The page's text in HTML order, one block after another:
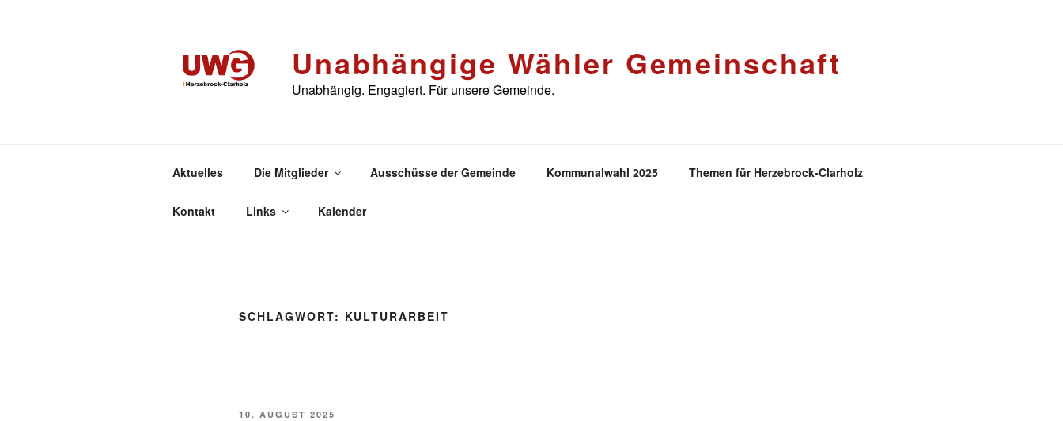
Unabhängige Wähler Gemeinschaft
Unabhängig. Engagiert. Für unsere Gemeinde.
Aktuelles Die Mitglieder Ausschüsse der Gemeinde Kommunalwahl 2025 Themen für Herzebrock-Clarholz
Kontakt Links Kalender
SCHLAGWORT: KULTURARBEIT
VERÖFFENTLICHT
10. AUGUST 2025